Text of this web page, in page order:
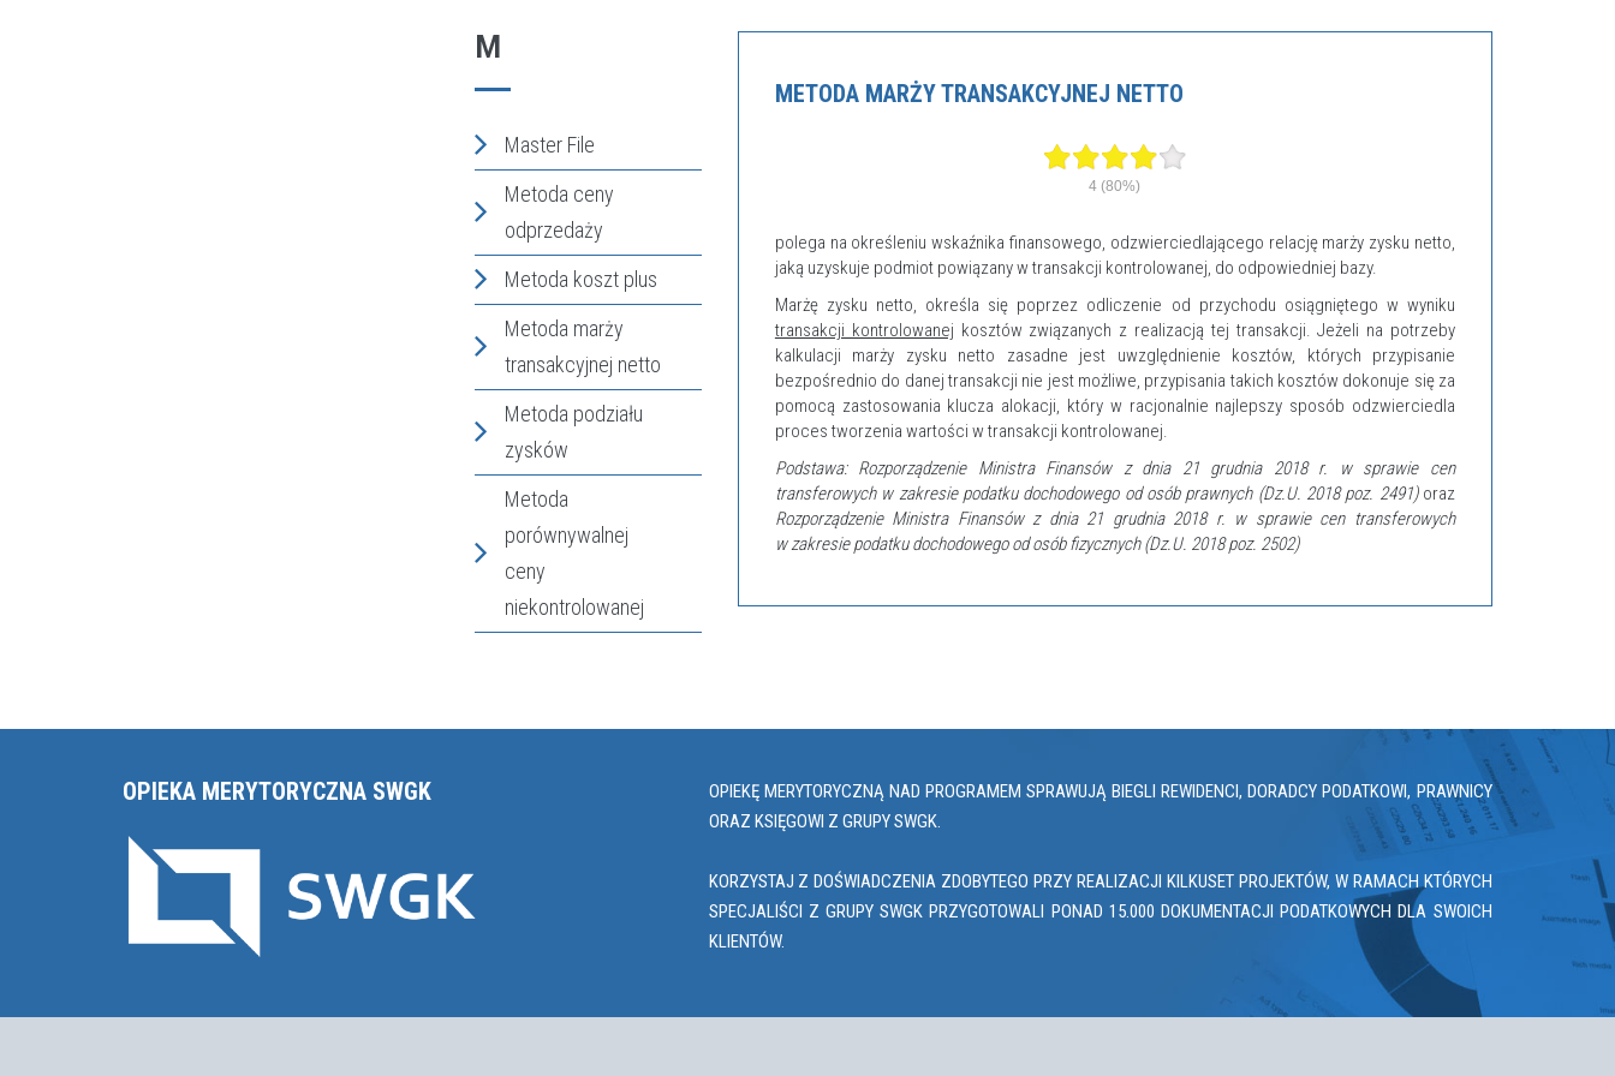
M
Master File
Metoda ceny
odprzedaży
Metoda koszt plus
Metoda marży
transakcyjnej netto
Metoda podziału
zysków
Metoda
porównywalnej
ceny
niekontrolowanej
METODA MARŻY TRANSAKCYJNEJ NETTO
4 (80%)
polega na określeniu wskaźnika finansowego, odzwierciedlającego relację marży zysku netto,
jaką uzyskuje podmiot powiązany w transakcji kontrolowanej, do odpowiedniej bazy.
Marżę zysku netto, określa się poprzez odliczenie od przychodu osiągniętego w wyniku
transakcji kontrolowanej kosztów związanych z realizacją tej transakcji. Jeżeli na potrzeby
kalkulacji marży zysku netto zasadne jest uwzględnienie kosztów, których przypisanie
bezpośrednio do danej transakcji nie jest możliwe, przypisania takich kosztów dokonuje się za
pomocą zastosowania klucza alokacji, który w racjonalnie najlepszy sposób odzwierciedla
proces tworzenia wartości w transakcji kontrolowanej.
Podstawa: Rozporządzenie Ministra Finansów z dnia 21 grudnia 2018 r. w sprawie cen
transferowych w zakresie podatku dochodowego od osób prawnych (Dz.U. 2018 poz. 2491) oraz
Rozporządzenie Ministra Finansów z dnia 21 grudnia 2018 r. w sprawie cen transferowych
w zakresie podatku dochodowego od osób fizycznych (Dz.U. 2018 poz. 2502)
OPIEKA MERYTORYCZNA SWGK
OPIEKĘ MERYTORYCZNĄ NAD PROGRAMEM SPRAWUJĄ BIEGLI REWIDENCI, DORADCY PODATKOWI, PRAWNICY
ORAZ KSIĘGOWI Z GRUPY SWGK.
KORZYSTAJ Z DOŚWIADCZENIA ZDOBYTEGO PRZY REALIZACJI KILKUSET PROJEKTÓW, W RAMACH KTÓRYCH
SPECJALIŚCI Z GRUPY SWGK PRZYGOTOWALI PONAD 15.000 DOKUMENTACJI PODATKOWYCH DLA SWOICH
KLIENTÓW.